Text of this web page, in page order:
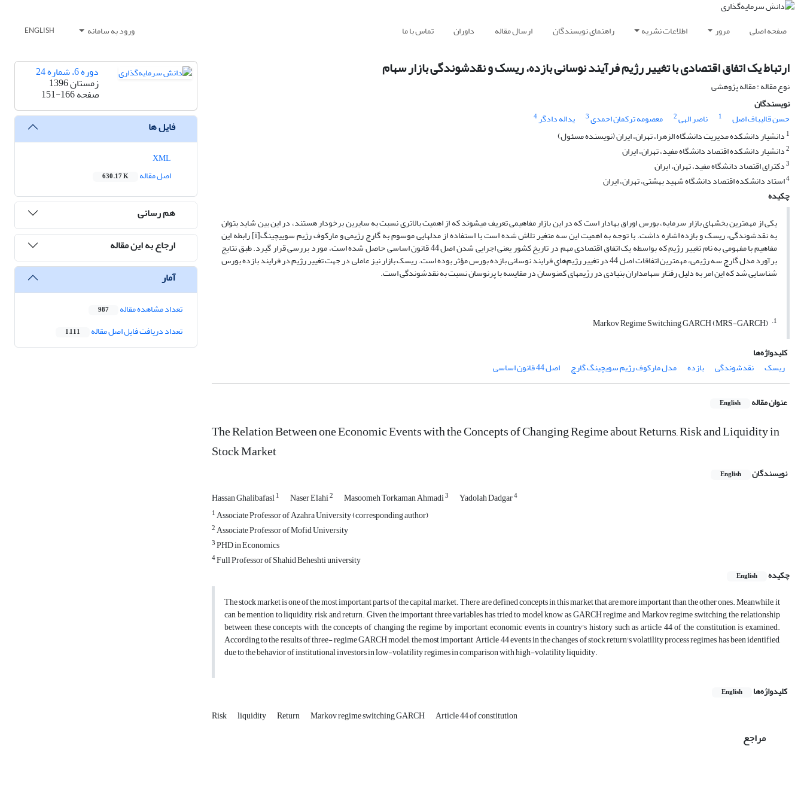
صفحه اصلی مرور اطلاعات نشریه راهنمای نویسندگان ارسال مقاله داوران تماس با ما ورود به سامانه ENGLISH
ارتباط یک اتفاق اقتصادی با تغییر رژیم فرآیند نوسانی بازده، ریسک و نقدشوندگی بازار سهام
نوع مقاله : مقاله پژوهشی
نویسندگان
حسن قالیباف اصل
1 ناصر الهی2 معصومه ترکمان احمدی3 یداله دادگر4
1 دانشیار دانشکده مدیریت دانشگاه الزهرا، تهران، ایران (نویسنده مسئول)
2دانشیار دانشکده اقتصاد دانشگاه مفید، تهران، ایران
3دکترای اقتصاد دانشگاه مفید، تهران، ایران
4استاد دانشکده اقتصاد دانشگاه شهید بهشتی، تهران، ایران
چکیده
یکی از مهمترین بخش­های بازار سرمایه، بورس اوراق بهادار است که در این بازار مفاهیمی تعریف می­شوند که از اهمیت بالاتری نسبت به سایرین برخودار هستند، در این بین شاید بتوان
به نقدشوندگی، ریسک و بازده اشاره داشت. با توجه به اهمیت این سه متغیر تلاش شده است با استفاده از مدل­هایی موسوم به گارچ رژیمی و مارکوف رژیم سوییچینگ[i] رابطه این
مفاهیم با مفهومی به نام تغییر رژیم که بواسطه یک اتفاق اقتصادی مهم در تاریخ کشور یعنی اجرایی شدن اصل 44 قانون اساسی حاصل شده است، مورد بررسی قرار گیرد. طبق نتایج
برآورد مدل گارچ سه رژیمی، مهمترین اتفاقات اصل 44 در تغییر رژیم‌های فرایند نوسانی بازده بورس مؤثر بوده است. ریسک بازار نیز عاملی در جهت تغییر رژیم در فرایند بازده بورس
شناسایی شد که این امر به دلیل رفتار سهامداران بنیادی در رژیم­های کم­نوسان در مقایسه با پرنوسان نسبت به نقدشوندگی است.
1.
Markov Regime Switching GARCH (MRS-GARCH)
کلیدواژه‌ها
ریسک
نقدشوندگی بازده مدل مارکوف رژیم سویچینگ گارچ اصل 44 قانون اساسی
عنوان مقاله English
The Relation Between one Economic Events with the Concepts of Changing Regime about Returns, Risk and Liquidity in
Stock Market
نویسندگان English
Hassan Ghalibafasl1 Naser Elahi2 Masoomeh Torkaman Ahmadi3 Yadolah Dadgar4
1Associate Professor of Azahra University (corresponding author)
2Associate Professor of Mofid University
3PHD in Economics
4Full Professor of Shahid Beheshti university
چکیده
English
The stock market is one of the most important parts of the capital market. There are defined concepts in this market that are more important than the other ones. Meanwhile, it
can be mention to liquidity, risk and return. Given the important three variables has tried to model know as GARCH regime and Markov regime switching, the relationship
between these concepts with the concepts of changing the regime by important economic events in country's history such as article 44 of the constitution is examined.
According to the results of three- regime GARCH model, the most important Article 44 events in the changes of stock return's volatility process regimes has been identified,
due to the behavior of institutional investors in low-volatility regimes in comparison with high-volatility liquidity.
کلیدواژه‌ها English
Risk liquidity Return Markov regime switching GARCH Article 44 of constitution
مراجع
دوره 6، شماره 24
زمستان 1396
صفحه151-166
فایل ها
اصل مقاله
630.17 K
هم رسانی
ارجاع به این مقاله
آمار
تعداد مشاهده مقاله 987
تعداد دریافت فایل اصل مقاله 1,111